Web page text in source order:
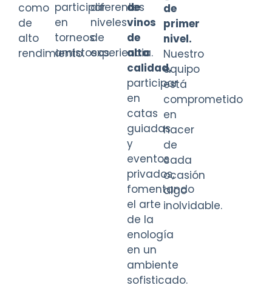
como
de
alto
rendimiento.
participar
en
torneos
amistosos.
diferentes
niveles
de
experiencia.
de
vinos
de
alta
calidad,
participar
en
catas
guiadas
y
eventos
privados,
fomentando
el arte
de la
enología
en un
ambiente
sofisticado.
de
primer
nivel.
Nuestro
equipo
está
comprometido
en
hacer
de
cada
ocasión
algo
inolvidable.